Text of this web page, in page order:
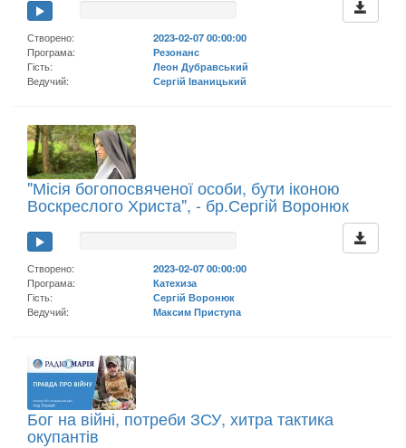
Створено:
2023-02-07 00:00:00
Програма:
Резонанс
Гість:
Леон Дубравський
Ведучий:
Сергій Іваницький
"Місія богопосвяченої особи, бути іконою
Воскреслого Христа", - бр.Сергій Воронюк
Створено:
2023-02-07 00:00:00
Програма:
Катехиза
Гість:
Сергій Воронюк
Ведучий:
Максим Приступа
Бог на війні, потреби ЗСУ, хитра тактика
окупантів